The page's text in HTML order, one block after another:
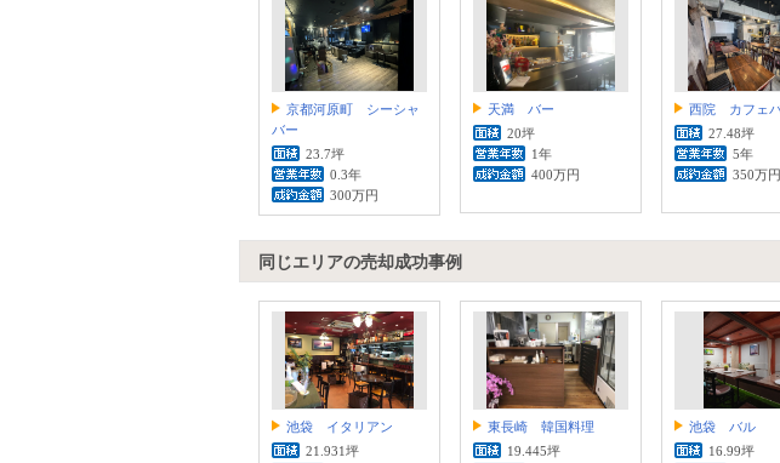
京都河原町 シーシャ
バー
23.7坪
0.3年
300万円
天満 バー
20坪
1年
400万円
西院 カフェ
27.48坪
5年
350万円
同じエリアの売却成功事例
池袋 イタリアン
21.931坪
東長崎 韓国料理
19.445坪
池袋 バル
16.99坪